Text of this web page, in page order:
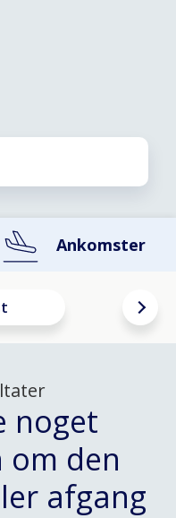
Ankomster
noget
den
afgang